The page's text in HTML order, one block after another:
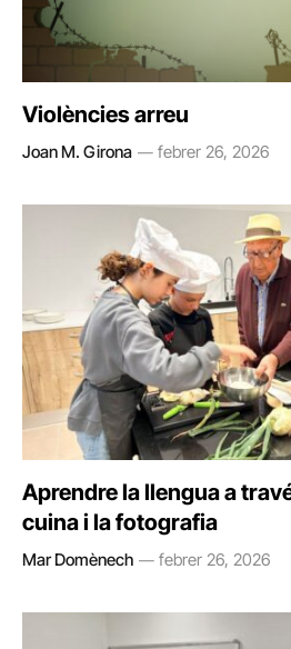
Violències arreu
Joan M. Girona febrer 26, 2026
Aprendre la llengua a
cuina i la fotografia
Mar Domènech febrer 26, 2026